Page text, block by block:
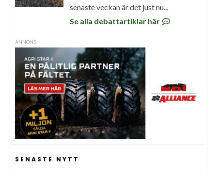
senaste veckan är det just nu...
Se alla debattartiklar här
ANNONS
SENASTE NYTT